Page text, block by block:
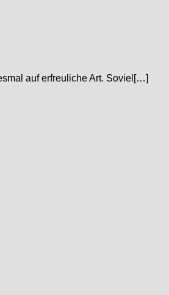
auf erfreuliche Art. Soviel[…]